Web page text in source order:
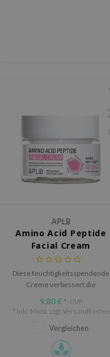
APLB
Amino Acid Peptide
Facial Cream
Diese feuchtigkeitsspendende
Creme verbessert die
und fördert einen festen,
9,80 € * UVP
* Inkl. MwSt. zzgl. Versandkosten
Vergleichen